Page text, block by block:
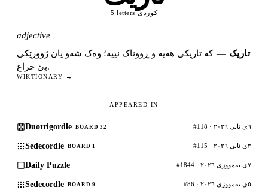
5 letters·کوردی
adjective
تاریک — کە تاریکی هەیە و ڕووناک نییە؛ وەک شەو یان ژوورێکی
بێ چراغ.
WIKTIONARY →
APPEARED IN
Duotrigordle BOARD 32 #118 · ٦ی ئابی ٢٠٢٦
Sedecordle BOARD 1 #115 · ٣ی ئابی ٢٠٢٦
Daily Puzzle #1844 · ٧ی تەمووزی ٢٠٢٦
Sedecordle BOARD 9 #86 · ٥ی تەمووزی ٢٠٢٦